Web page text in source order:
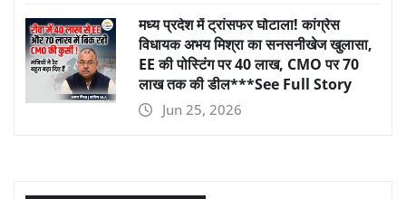
मध्य प्रदेश में ट्रांसफर घोटाला! कांग्रेस
विधायक अभय मिश्रा का सनसनीखेज खुलासा,
EE की पोस्टिंग पर 40 लाख, CMO पर 70
लाख तक की डील***See Full Story
Jun 25, 2026